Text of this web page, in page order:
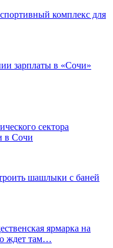
комплекс для
зарплаты в «Сочи»
сектора
в Сочи
шашлыки с баней
ярмарка на
ждет там…